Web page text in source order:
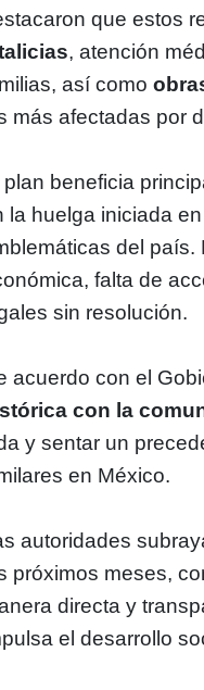
que estos
, atención
así como
más afectadas por
plan beneficia
la huelga iniciada
del país.
falta de
sin resolución.
acuerdo con el
con la
y sentar un
en México.
autoridades
próximos meses,
directa y
el desarrollo